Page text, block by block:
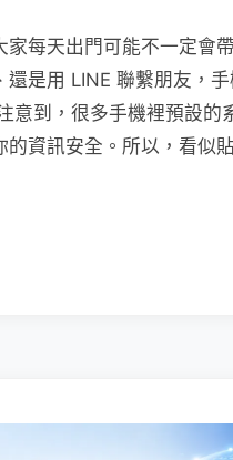
家每天出門可能不一定會
還是用 LINE 聯繫朋友，
意到，很多手機裡預設的
的資訊安全。所以，看似